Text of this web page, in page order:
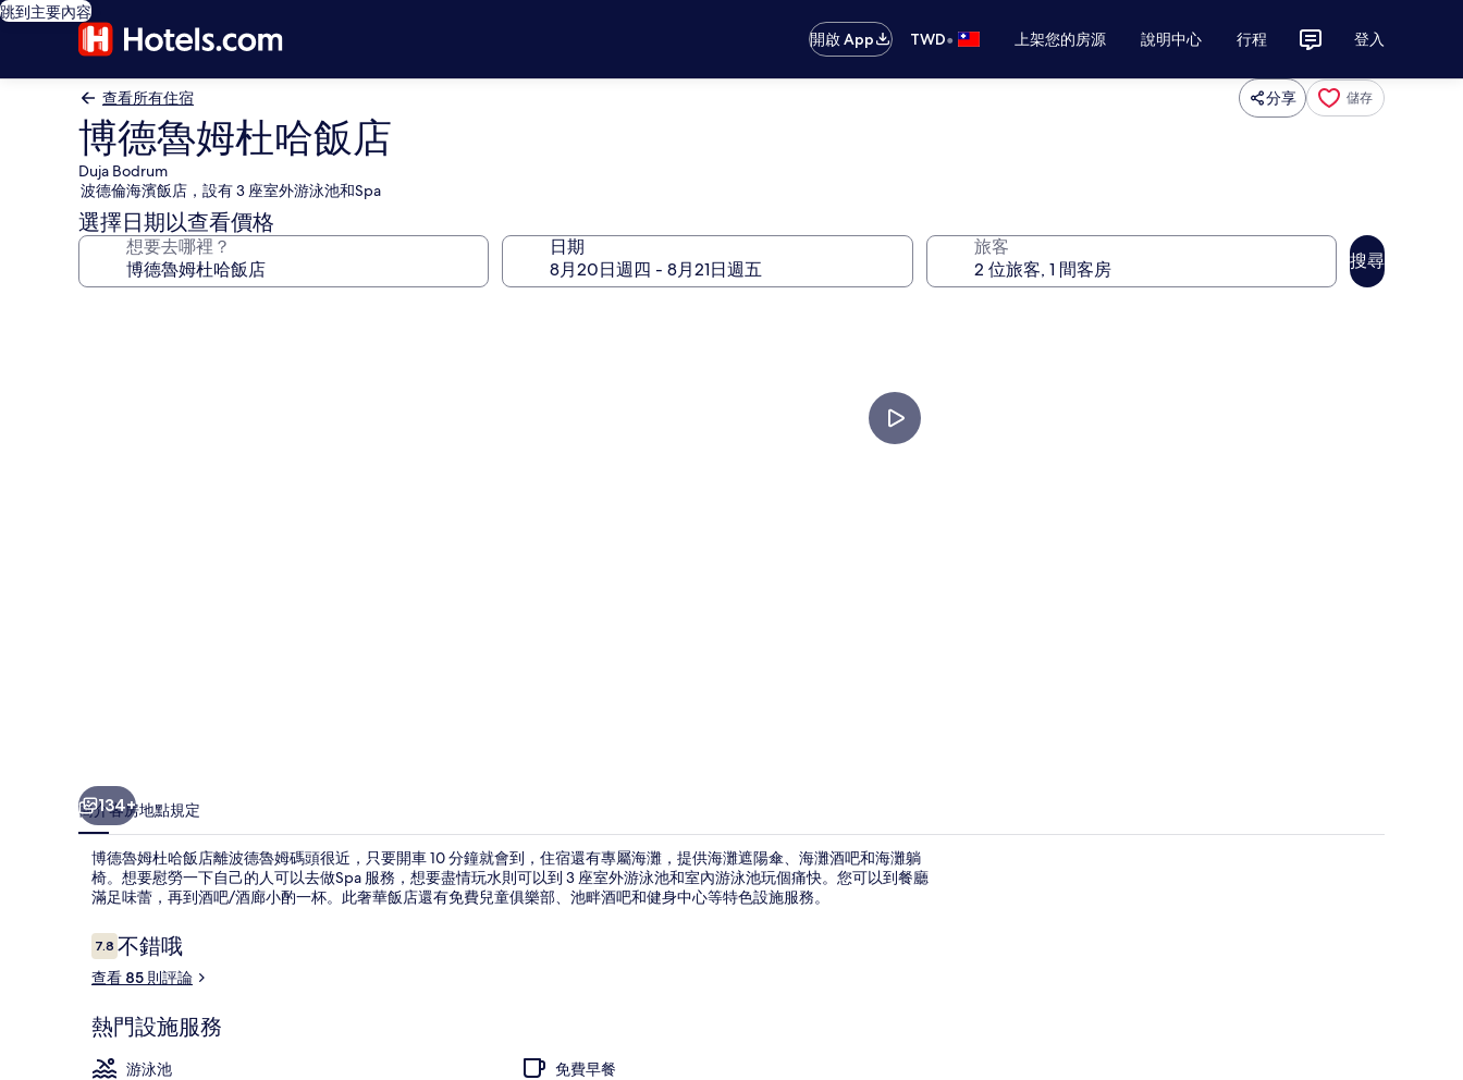
跳到主要內容
開啟 App
TWD• 上架您的房源 說明中心 行程 登入
查看所有住宿 分享 儲存
博德魯姆杜哈飯店
Duja Bodrum
波德倫海濱飯店，設有 3 座室外游泳池和Spa
選擇日期以查看價格
想要去哪裡？ 日期 旅客
搜尋
134+
簡介客房地點規定
博德魯姆杜哈飯店離波德魯姆碼頭很近，只要開車 10 分鐘就會到，住宿還有專屬海灘，提供海灘遮陽傘、海灘酒吧和海灘躺
椅。想要慰勞一下自己的人可以去做Spa 服務，想要盡情玩水則可以到 3 座室外游泳池和室內游泳池玩個痛快。您可以到餐廳
滿足味蕾，再到酒吧/酒廊小酌一杯。此奢華飯店還有免費兒童俱樂部、池畔酒吧和健身中心等特色設施服務。
評
論
7.87.8 分，滿分 10 分，
不錯哦
查看 85 則評論
熱門設施服務
游泳池
免費早餐